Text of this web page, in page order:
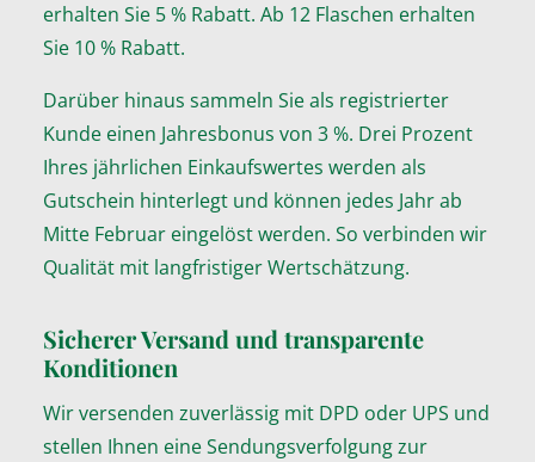
erhalten Sie 5 % Rabatt. Ab 12 Flaschen erhalten
Sie 10 % Rabatt.
Darüber hinaus sammeln Sie als registrierter
Kunde einen Jahresbonus von 3 %. Drei Prozent
Ihres jährlichen Einkaufswertes werden als
Gutschein hinterlegt und können jedes Jahr ab
Mitte Februar eingelöst werden. So verbinden wir
Qualität mit langfristiger Wertschätzung.
Sicherer Versand und transparente
Konditionen
Wir versenden zuverlässig mit DPD oder UPS und
stellen Ihnen eine Sendungsverfolgung zur